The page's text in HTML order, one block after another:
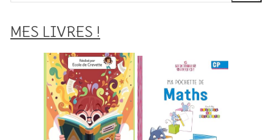
MES LIVRES !